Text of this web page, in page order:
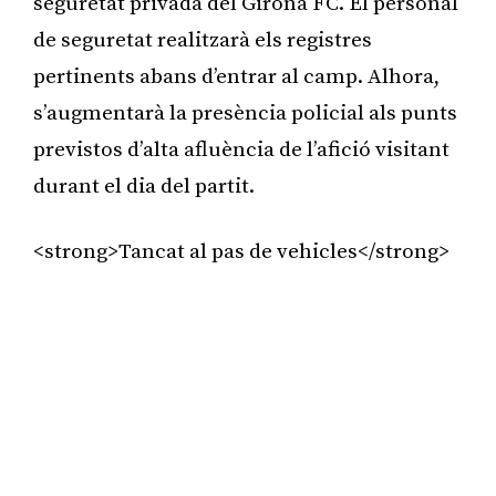
de seguretat realitzarà els registres
pertinents abans d’entrar al camp. Alhora,
s’augmentarà la presència policial als punts
previstos d’alta afluència de l’afició visitant
durant el dia del partit.
<strong>Tancat al pas de vehicles</strong>